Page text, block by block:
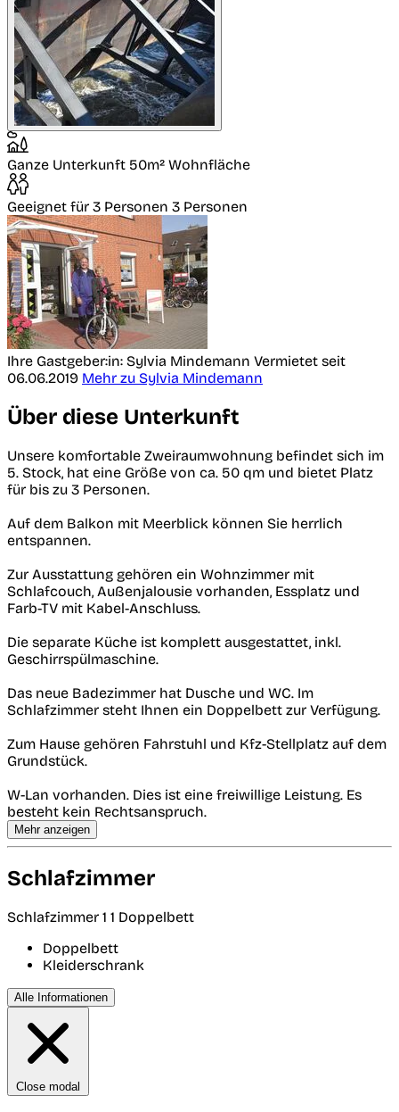
Ganze Unterkunft 50m² Wohnfläche
Geeignet für 3 Personen 3 Personen
Ihre Gastgeber:in: Sylvia Mindemann Vermietet seit
06.06.2019 Mehr zu Sylvia Mindemann
Über diese Unterkunft
Unsere komfortable Zweiraumwohnung befindet sich im
5. Stock, hat eine Größe von ca. 50 qm und bietet Platz
für bis zu 3 Personen.
Auf dem Balkon mit Meerblick können Sie herrlich
entspannen.
Zur Ausstattung gehören ein Wohnzimmer mit
Schlafcouch, Außenjalousie vorhanden, Essplatz und
Farb-TV mit Kabel-Anschluss.
Die separate Küche ist komplett ausgestattet, inkl.
Geschirrspülmaschine.
Das neue Badezimmer hat Dusche und WC. Im
Schlafzimmer steht Ihnen ein Doppelbett zur Verfügung.
Zum Hause gehören Fahrstuhl und Kfz-Stellplatz auf dem
Grundstück.
W-Lan vorhanden. Dies ist eine freiwillige Leistung. Es
besteht kein Rechtsanspruch.
Mehr anzeigen
Schlafzimmer
Schlafzimmer 1 1 Doppelbett
Doppelbett
Kleiderschrank
Alle Informationen
Close modal